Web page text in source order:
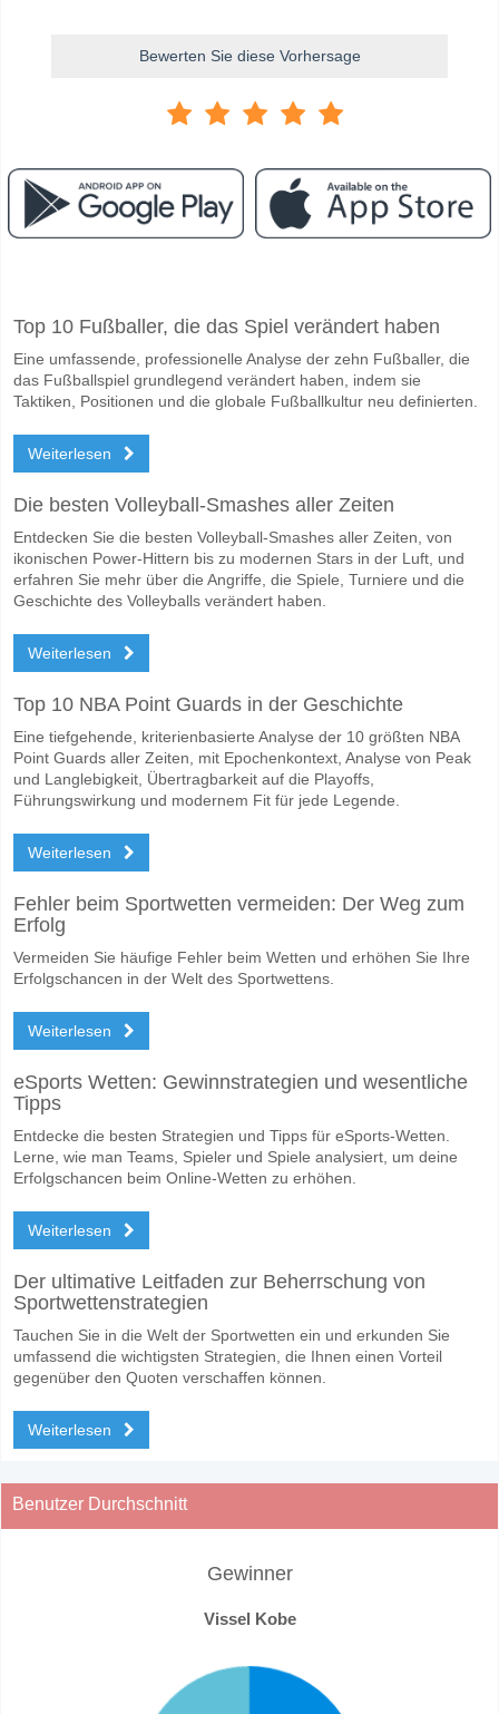
Bewerten Sie diese Vorhersage
Das Spiel zwischen Vissel Kobe v Fagiano Okayama 10 May 2026
Wer ist das Lieblingsteam, zwischen dem zu
Vissel Kobe für den Gewinner den Spiel, mit einer Wahrscheinlichkeit
Werden beide Teams im Spiel punkten Vissel Kobe v
Nein für Beide Teams Erzielen, mit einem Prozentsatz von 57%.
Wofür ist die richtige Ergebnisprognose Vissel Kobe v
Auf der riskanten Seite, können Sie das Korrektes Ergebnis von
Top 10 Fußballer, die das Spiel verändert haben
Eine umfassende, professionelle Analyse der zehn Fußballer, die
das Fußballspiel grundlegend verändert haben, indem sie
Taktiken, Positionen und die globale Fußballkultur neu definierten.
Weiterlesen
Die besten Volleyball-Smashes aller Zeiten
Entdecken Sie die besten Volleyball-Smashes aller Zeiten, von
ikonischen Power-Hittern bis zu modernen Stars in der Luft, und
erfahren Sie mehr über die Angriffe, die Spiele, Turniere und die
Geschichte des Volleyballs verändert haben.
Weiterlesen
Top 10 NBA Point Guards in der Geschichte
Eine tiefgehende, kriterienbasierte Analyse der 10 größten NBA
Point Guards aller Zeiten, mit Epochenkontext, Analyse von Peak
und Langlebigkeit, Übertragbarkeit auf die Playoffs,
Führungswirkung und modernem Fit für jede Legende.
Weiterlesen
Fehler beim Sportwetten vermeiden: Der Weg zum
Erfolg
Vermeiden Sie häufige Fehler beim Wetten und erhöhen Sie Ihre
Erfolgschancen in der Welt des Sportwettens.
Weiterlesen
eSports Wetten: Gewinnstrategien und wesentliche
Tipps
Entdecke die besten Strategien und Tipps für eSports-Wetten.
Lerne, wie man Teams, Spieler und Spiele analysiert, um deine
Erfolgschancen beim Online-Wetten zu erhöhen.
Weiterlesen
Der ultimative Leitfaden zur Beherrschung von
Sportwettenstrategien
Tauchen Sie in die Welt der Sportwetten ein und erkunden Sie
umfassend die wichtigsten Strategien, die Ihnen einen Vorteil
gegenüber den Quoten verschaffen können.
Weiterlesen
Benutzer Durchschnitt
Gewinner
Vissel Kobe